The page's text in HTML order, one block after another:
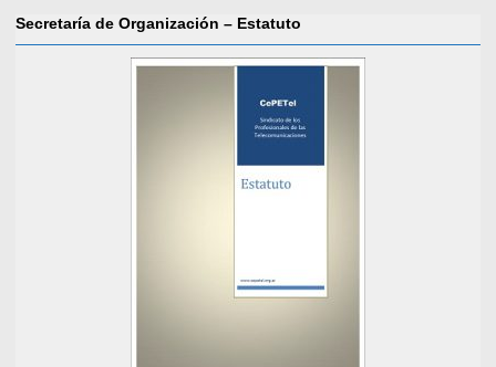
Secretaría de Organización – Estatuto